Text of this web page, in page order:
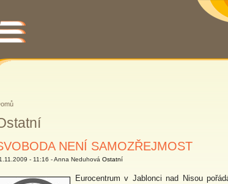
NENÍ SAMOZŘEJMOST
- 11:16 - Anna Neduhová Ostatní
Eurocentrum v Jablonci nad Nisou